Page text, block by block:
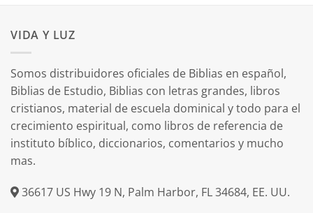
VIDA Y LUZ
Somos distribuidores oficiales de Biblias en español,
Biblias de Estudio, Biblias con letras grandes, libros
cristianos, material de escuela dominical y todo para el
crecimiento espiritual, como libros de referencia de
instituto bíblico, diccionarios, comentarios y mucho
mas.
36617 US Hwy 19 N, Palm Harbor, FL 34684, EE. UU.